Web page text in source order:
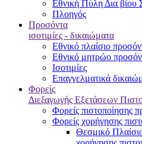
Εθνική Πύλη Δια βίου
Πλοηγός
Προσόντα
ισοτιμίες - δικαιώματα
Εθνικό πλαίσιο
Εθνικό μητρώο
Ισοτιμίες
Επαγγελματικά
Φορείς
Διεξαγωγής Εξετάσεων
Φορείς πιστοποίησης
Φορείς χορήγησης
Θεσμικό